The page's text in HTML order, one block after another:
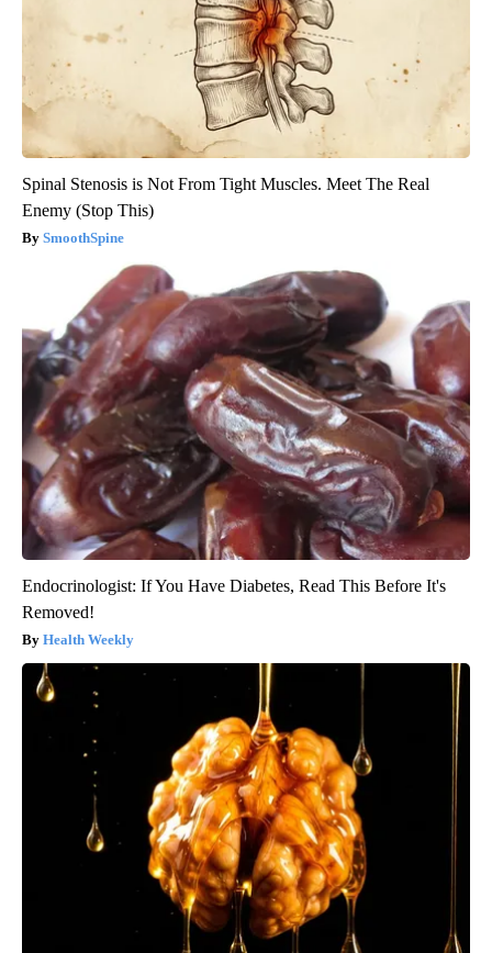
Spinal Stenosis is Not From Tight Muscles. Meet The Real
Enemy (Stop This)
SmoothSpine
Endocrinologist: If You Have Diabetes, Read This Before It's
Removed!
Health Weekly